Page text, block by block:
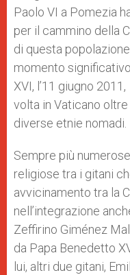
Paolo VI a Pomezia
per il cammino della
di questa
momento
XVI, l’11 giugno
volta in Vaticano
diverse etnie nomadi.
Sempre più
religiose tra i gitani
avvicinamento tra la
nell’integrazione
Zeffirino Giménez
da Papa Benedetto
lui, altri due gitani,